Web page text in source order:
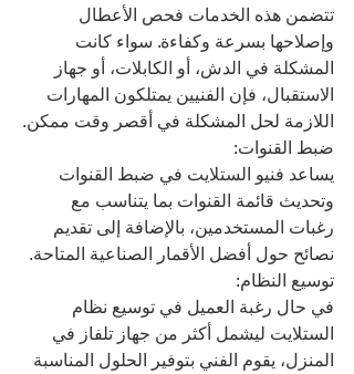
تتضمن هذه الخدمات فحص الأعطال
وإصلاحها بسرعة وكفاءة. سواء كانت
المشكلة في الدش، أو الكابلات، أو جهاز
الاستقبال، فإن الفنيين يمتلكون المهارات
اللازمة لحل المشكلة في أقصر وقت ممكن.
ضبط القنوات:
يساعد فنيو الستلايت في ضبط القنوات
وتحديث قائمة القنوات بما يتناسب مع
رغبات المستخدمين، بالإضافة إلى تقديم
نصائح حول أفضل الأقمار الصناعية المتاحة.
توسيع النظام:
في حال رغبة العميل في توسيع نظام
الستلايت ليشمل أكثر من جهاز تلفاز في
المنزل، يقوم الفني بتوفير الحلول المناسبة